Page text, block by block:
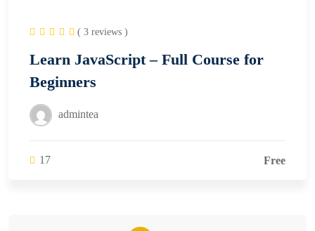
( 3 reviews )
Learn JavaScript – Full Course for
Beginners
admintea
17 Free